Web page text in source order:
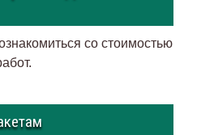
со стоимостью